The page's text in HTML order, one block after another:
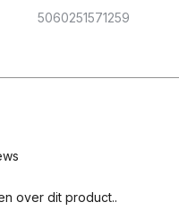
5060251571259
over dit product..